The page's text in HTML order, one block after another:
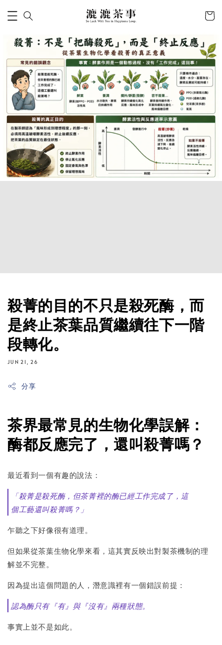
殺菁的目的不只是殺死酶，而
是終止茶葉品質繼續往下一階
段轉化。
JUN 21, 26
分享
茶界最常見的生物化學誤解：
酶都反應完了，還叫殺菁嗎？
最近看到一個有趣的說法：
「殺菁是殺死酶，但茶菁裡的酶已經工作完成了，這
個工藝還叫殺菁嗎？」
乍聽之下好像很有道理。
但如果從茶葉生物化學來看，這其實反映出對製茶機制的理
解並不完整。
因為提出這個問題的人，潛意識裡有一個錯誤前提：
認為酶只有『有』與『沒有』兩種狀態。
事實上並不是如此。